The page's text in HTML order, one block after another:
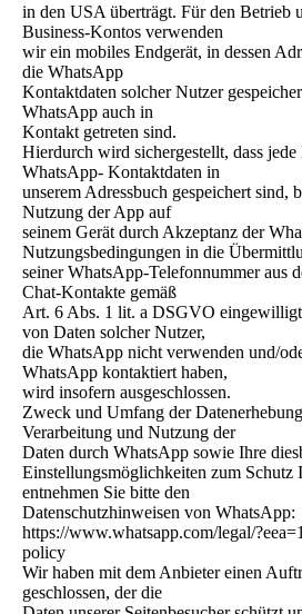
in den USA überträgt. Für den Betrieb
Business-Kontos verwenden
wir ein mobiles Endgerät, in dessen
die WhatsApp
Kontaktdaten solcher Nutzer
WhatsApp auch in
Kontakt getreten sind.
Hierdurch wird sichergestellt, dass jede
WhatsApp- Kontaktdaten in
unserem Adressbuch gespeichert sind,
Nutzung der App auf
seinem Gerät durch Akzeptanz der
Nutzungsbedingungen in die
seiner WhatsApp-Telefonnummer aus
Chat-Kontakte gemäß
Art. 6 Abs. 1 lit. a DSGVO
von Daten solcher Nutzer,
die WhatsApp nicht verwenden und/
WhatsApp kontaktiert haben,
wird insofern ausgeschlossen.
Zweck und Umfang der
Verarbeitung und Nutzung der
Daten durch WhatsApp sowie Ihre
Einstellungsmöglichkeiten zum Schutz
entnehmen Sie bitte den
Datenschutzhinweisen von WhatsApp:
https://www.whatsapp.com/legal/
policy
Wir haben mit dem Anbieter einen
geschlossen, der die